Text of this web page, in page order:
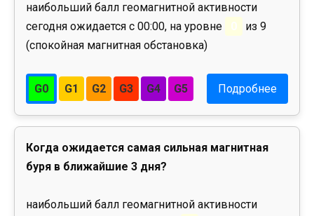
наибольший балл геомагнитной активности
сегодня ожидается с 00:00, на уровне
0
из 9
(спокойная магнитная обстановка)
G0 G1 G2 G3 G4 G5 Подробнее
Когда ожидается самая сильная магнитная
буря в ближайшие 3 дня?
наибольший балл геомагнитной активности